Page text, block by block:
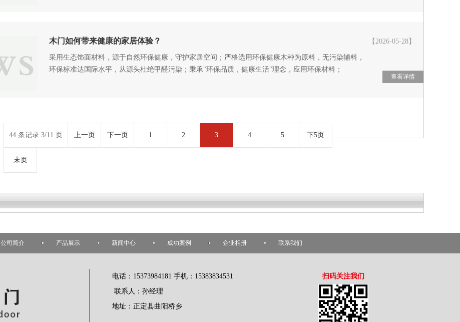
【2026-05-28】
查看详情
木门如何带来健康的家居体验？
采用生态饰面材料，源于自然环保健康，守护家居空间；严格选用环保健康木种为原料，无污染辅料，
环保标准达国际水平，从源头杜绝甲醛污染；秉承"环保品质，健康生活"理念，应用环保材料；
44 条记录 3/11 页 上一页 下一页 1 2 3 4 5 下5页
末页
公司简介 产品展示 新闻中心 成功案例 企业相册 联系我们
电话：15373984181 手机：15383834531
联系人：孙经理
地址：正定县曲阳桥乡
扫码关注我们